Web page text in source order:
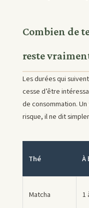
Combien de
reste
Les durées qui
cesse d’être
de consommation.
risque, il ne dit
Thé À
Matcha 1